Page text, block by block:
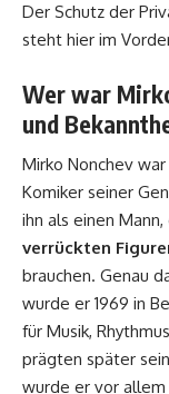
Der Schutz der
steht hier im
Wer war
und
Mirko Nonchev
Komiker seiner
ihn als einen Mann,
verrückten
brauchen. Genau
wurde er 1969 in
für Musik,
prägten später
wurde er vor